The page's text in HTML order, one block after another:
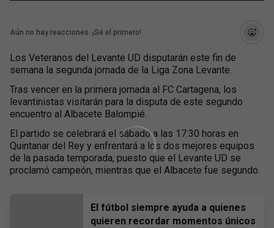
Aún no hay reacciones. ¡Sé el primero!
Los Veteranos del Levante UD disputarán este fin de
semana la segunda jornada de la Liga Zona Levante.
Tras vencer en la primera jornada al FC Cartagena, los
levantinistas visitarán para la disputa de este segundo
encuentro al Albacete Balompié.
El partido se celebrará el sábado a las 17:30 horas en
Quintanar del Rey y enfrentará a los dos mejores equipos
de la pasada temporada, puesto que el Levante UD se
proclamó campeón, mientras que el Albacete fue segundo.
El fútbol siempre ayuda a quienes
quieren recordar momentos únicos